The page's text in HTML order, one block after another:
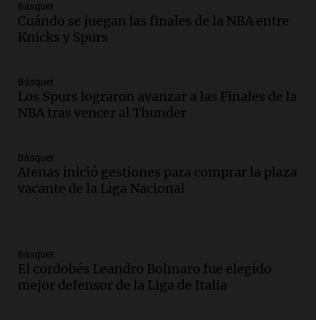
Básquet
Cuándo se juegan las finales de la NBA entre
Knicks y Spurs
Básquet
Los Spurs lograron avanzar a las Finales de la
NBA tras vencer al Thunder
Básquet
Atenas inició gestiones para comprar la plaza
vacante de la Liga Nacional
Básquet
El cordobés Leandro Bolmaro fue elegido
mejor defensor de la Liga de Italia